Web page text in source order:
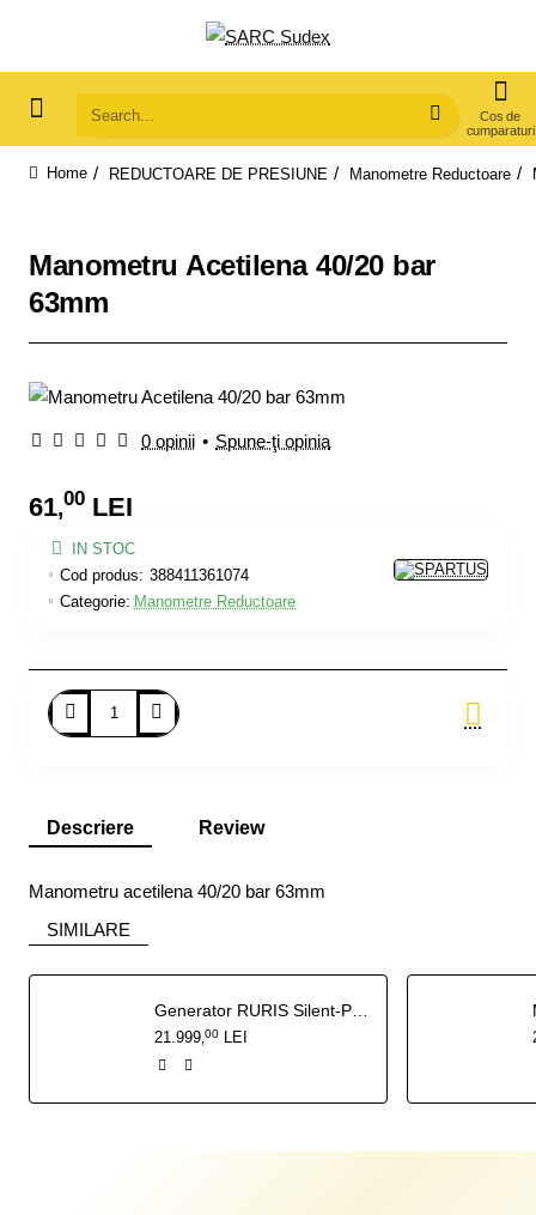
Search...
REDUCTOARE DE PRESIUNE Manometre Reductoare
Manometru Acetilena 40/20 bar
63mm
0 opinii • Spune-ţi opinia
61,00 LEI
IN STOC
Cod produs: 388411361074
Categorie: Manometre Reductoare
Descriere Review
Manometru acetilena 40/20 bar 63mm
SIMILARE
Generator RURIS Silent-Power DG15KVA 27 CP - 13 kW insonorizat, pornire electrica cu ATS inclus
21.999 00 LEI